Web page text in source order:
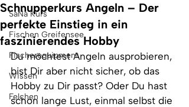
SaNa Kurs
Fischen Greifensee
Fischerequipment
Wissen
Felchen
Schnupperkurs Angeln – Der
perfekte Einstieg in ein
faszinierendes Hobby
Du möchtest Angeln ausprobieren,
bist Dir aber nicht sicher, ob das
Hobby zu Dir passt? Oder Du hast
schon lange Lust, einmal selbst die